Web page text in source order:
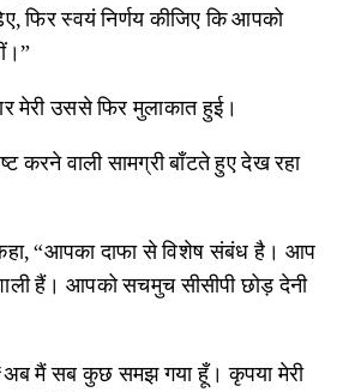
फिर स्वयं निर्णय कीजिए कि आपको
मेरी उससे फिर मुलाकात हुई।
करने वाली सामग्री बाँटते हुए देख रहा
“आपका दाफा से विशेष संबंध है। आप
हैं। आपको सचमुच सीसीपी छोड़ देनी
मैं सब कुछ समझ गया हूँ। कृपया मेरी